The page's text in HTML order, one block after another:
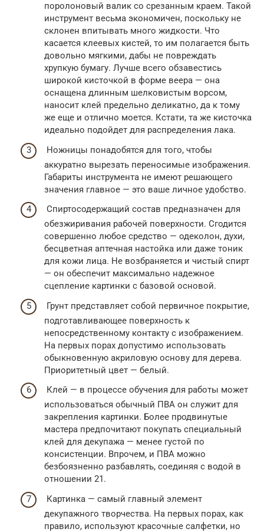
поролоновый валик со срезанным краем. Такой
инструмент весьма экономичен, поскольку не
склонен впитывать много жидкости. Что
касается клеевых кистей, то им полагается быть
довольно мягкими, дабы не повреждать
хрупкую бумагу. Лучше всего обзавестись
широкой кисточкой в форме веера — она
оснащена длинным шелковистым ворсом,
наносит клей предельно деликатно, да к тому
же еще и отлично моется. Кстати, та же кисточка
идеально подойдет для распределения лака.
Ножницы понадобятся для того, чтобы
аккуратно вырезать переносимые изображения.
Габариты инструмента не имеют решающего
значения главное — это ваше личное удобство.
Спиртосодержащий состав предназначен для
обезжиривания рабочей поверхности. Сгодится
совершенно любое средство — одеколон, духи,
бесцветная аптечная настойка или даже тоник
для кожи лица. Не возбраняется и чистый спирт
— он обеспечит максимально надежное
сцепление картинки с базовой основой.
Грунт представляет собой первичное покрытие,
подготавливающее поверхность к
непосредственному контакту с изображением.
На первых порах допустимо использовать
обыкновенную акриловую основу для дерева.
Приоритетный цвет — белый.
Клей — в процессе обучения для работы может
использоваться обычный ПВА он служит для
закрепления картинки. Более продвинутые
мастера предпочитают покупать специальный
клей для декупажа — менее густой по
консистенции. Впрочем, и ПВА можно
безбоязненно разбавлять, соединяя с водой в
отношении 21.
Картинка — самый главный элемент
декупажного творчества. На первых порах, как
правило, используют красочные салфетки, но